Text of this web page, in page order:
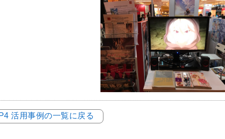
活用事例の一覧に戻る